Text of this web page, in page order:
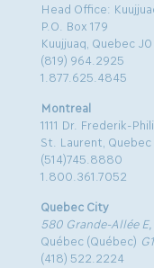
Head Office:
P.O. Box 179
Kuujjuaq, Quebec
(819) 964.2925
1.877.625.4845
Montreal
1111 Dr. Frederik-
St. Laurent,
(514)745.8880
1.800.361.7052
Quebec City
580 Grande-Allée
Québec (Québec)
(418) 522.2224